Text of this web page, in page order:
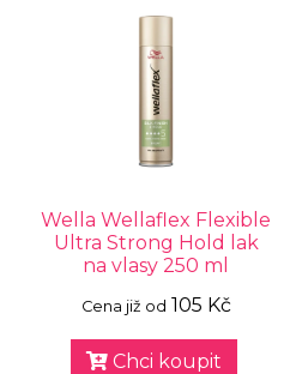
Wella Wellaflex Flexible
Ultra Strong Hold lak
na vlasy 250 ml
Cena již od 105 Kč
Chci koupit